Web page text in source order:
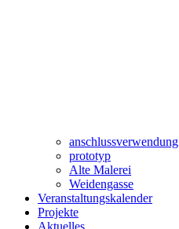
anschlussverwendung
prototyp
Alte Malerei
Weidengasse
Veranstaltungskalender
Projekte